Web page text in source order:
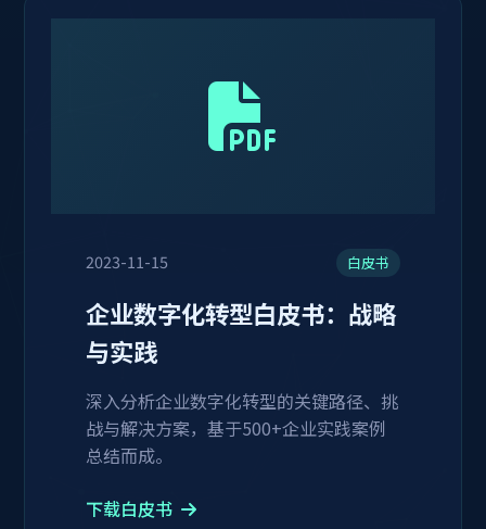
2023-11-15 白皮书
企业数字化转型白皮书：战略
与实践
深入分析企业数字化转型的关键路径、挑
战与解决方案，基于500+企业实践案例
总结而成。
下载白皮书